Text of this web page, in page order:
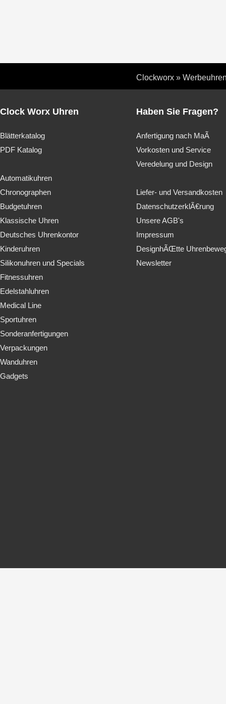
Clockworx »
Clock Worx Uhren
Blätterkatalog
PDF Katalog
Automatikuhren
Chronographen
Budgetuhren
Klassische Uhren
Deutsches Uhrenkontor
Kinderuhren
Silikonuhren und Specials
Fitnessuhren
Edelstahluhren
Medical Line
Sportuhren
Sonderanfertigungen
Verpackungen
Wanduhren
Gadgets
Haben Sie Fragen?
Anfertigung nach MaÃ
Vorkosten und Service
Veredelung und Design
Liefer- und Versandkosten
DatenschutzerklÃ€rung
Unsere AGB's
Impressum
DesignhÃŒtte
Newsletter